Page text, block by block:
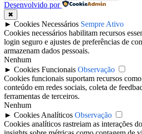
Desenvolvido por
✖
► Cookies Necessários Sempre Ativo
Cookies necessários habilitam recursos
login seguro e ajustes de preferências de
armazenam dados pessoais.
Nenhum
► Cookies Funcionais Observação
Cookies funcionais suportam recursos
conteúdo em redes sociais, coleta de
ferramentas de terceiros.
Nenhum
► Cookies Analíticos Observação
Cookies analíticos rastreiam as interações